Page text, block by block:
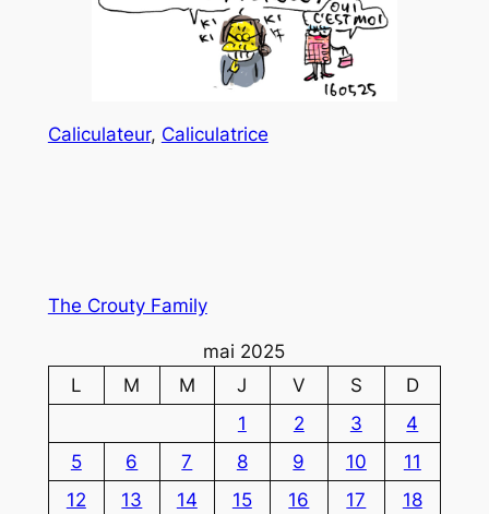
Caliculateur, Caliculatrice
The Crouty Family
mai 2025
L
M M J V S
D
1
2 3
4
5
6 7 8 9 10
11
12
13 14 15 16 17
18